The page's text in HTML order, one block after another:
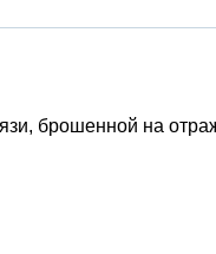
брошенной на